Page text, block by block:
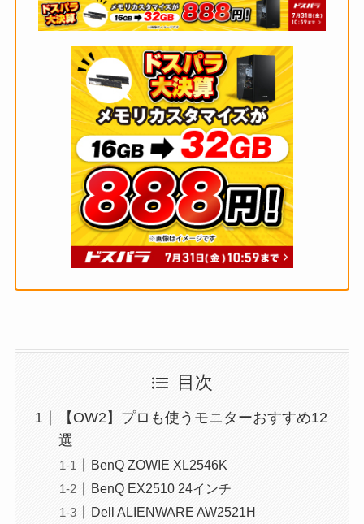
目次
【OW2】プロも使うモニターおすすめ12
選
BenQ ZOWIE XL2546K
BenQ EX2510 24インチ
Dell ALIENWARE AW2521H